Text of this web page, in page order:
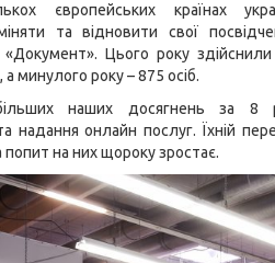
європейських країнах
та відновити свої
«Документ». Цього року
а минулого року – 875 осіб.
наших досягнень за 8
надання онлайн послуг. Їхній
на них щороку зростає.